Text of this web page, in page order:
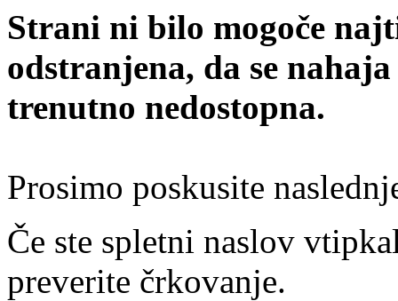
Strani ni bilo mogoče
odstranjena, da se
trenutno nedostopna.
Prosimo poskusite
Če ste spletni naslov
preverite črkovanje.